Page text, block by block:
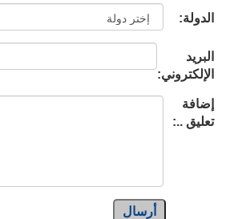
الدولة:
البريد
الإلكتروني:
إضافة
تعليق ..:
أرسال